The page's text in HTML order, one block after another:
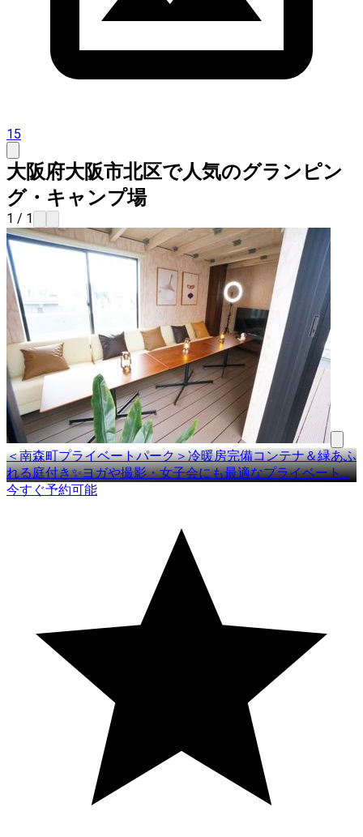
15
大阪府大阪市北区で人気のグランピン
グ・キャンプ場
1 / 1
＜南森町プライベートパーク＞冷暖房完備コンテナ＆緑あふ
れる庭付き✨ヨガや撮影・女子会にも最適なプライベート…
今すぐ予約可能